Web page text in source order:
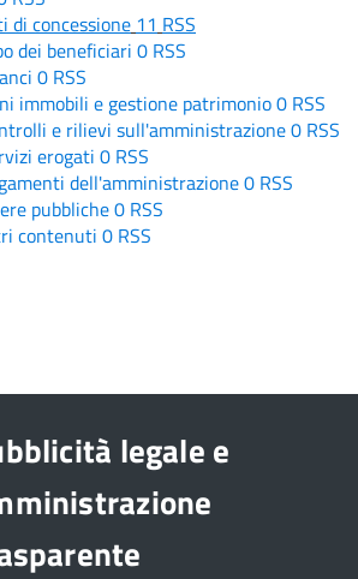
di concessione 11 RSS
dei beneficiari 0 RSS
0 RSS
immobili e gestione patrimonio0 RSS
e rilievi sull'amministrazione0 RSS
erogati 0 RSS
dell'amministrazione0 RSS
pubbliche0 RSS
contenuti 0 RSS
legale e